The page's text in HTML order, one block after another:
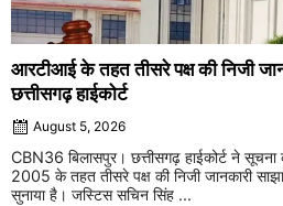
आरटीआई के तहत तीसरे पक्ष की निजी
छत्तीसगढ़ हाईकोर्ट
August 5, 2026
CBN36 बिलासपुर। छत्तीसगढ़ हाईकोर्ट ने
2005 के तहत तीसरे पक्ष की निजी जानकारी
सुनाया है। जस्टिस सचिन सिंह ...